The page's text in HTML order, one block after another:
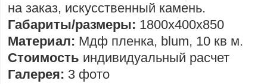
на заказ, искусственный камень.
Габариты/размеры: 1800х400х850
Материал: Мдф пленка, blum, 10 кв м.
Стоимость индивидуальный расчет
Галерея: 3 фото